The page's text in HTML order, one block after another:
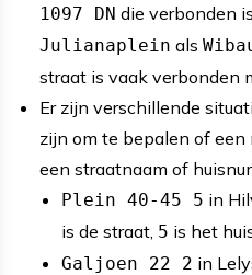
1097 DN die verbonden
Julianaplein als
straat is vaak verbonden
Er zijn verschillende
zijn om te bepalen of
een straatnaam of
Plein 40-45 5 in
is de straat, 5 is het
Galjoen 22 2 in